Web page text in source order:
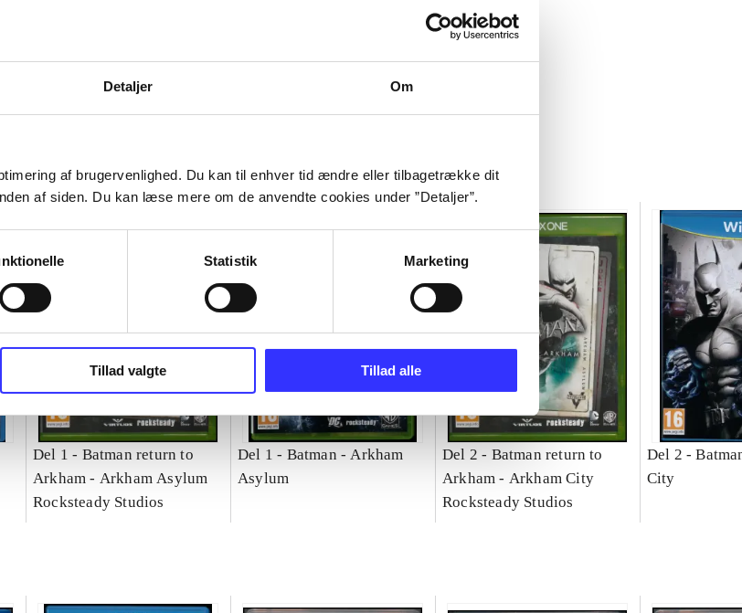
Detaljer Om
af brugervenlighed. Du kan til enhver tid ændre eller tilbagetrække dit
af siden. Du kan læse mere om de anvendte cookies under ”Detaljer”.
Statistik Marketing
Tillad valgte Tillad alle
Del 1 - Batman return to
Arkham - Arkham Asylum
Rocksteady Studios
Del 1 - Batman - Arkham
Asylum
Del 2 - Batman return to
Arkham - Arkham City
Rocksteady Studios
Del 2 -
City